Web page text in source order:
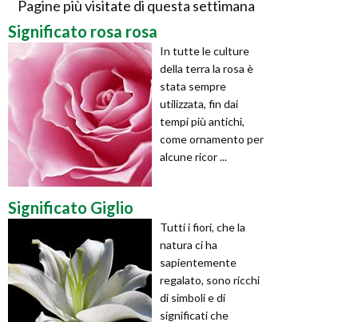
Pagine più visitate di questa settimana
Significato rosa rosa
In tutte le culture
della terra la rosa è
stata sempre
utilizzata, fin dai
tempi più antichi,
come ornamento per
alcune ricor ...
Significato Giglio
Tutti i fiori, che la
natura ci ha
sapientemente
regalato, sono ricchi
di simboli e di
significati che